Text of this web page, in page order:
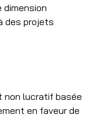
des projets
non lucratif basée
en faveur de